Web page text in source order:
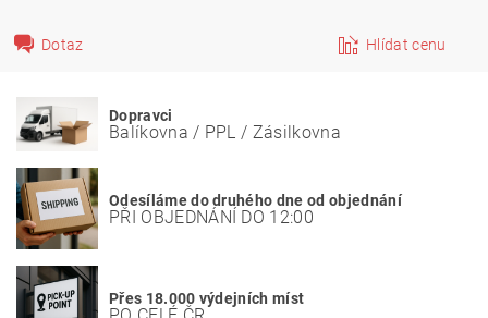
Dotaz Hlídat cenu
Dopravci
Balíkovna / PPL / Zásilkovna
Odesíláme do druhého dne od objednání
PŘI OBJEDNÁNÍ DO 12:00
Přes 18.000 výdejních míst